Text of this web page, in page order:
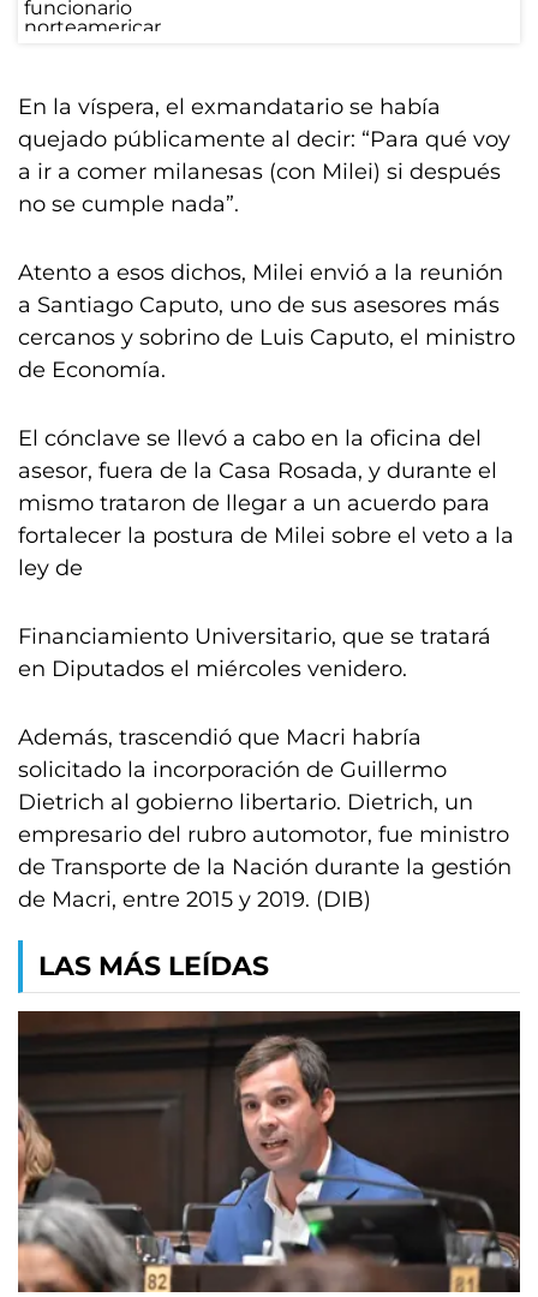
En la víspera, el exmandatario se había
quejado públicamente al decir: “Para qué voy
a ir a comer milanesas (con Milei) si después
no se cumple nada”.
Atento a esos dichos, Milei envió a la reunión
a Santiago Caputo, uno de sus asesores más
cercanos y sobrino de Luis Caputo, el ministro
de Economía.
El cónclave se llevó a cabo en la oficina del
asesor, fuera de la Casa Rosada, y durante el
mismo trataron de llegar a un acuerdo para
fortalecer la postura de Milei sobre el veto a la
ley de
Financiamiento Universitario, que se tratará
en Diputados el miércoles venidero.
Además, trascendió que Macri habría
solicitado la incorporación de Guillermo
Dietrich al gobierno libertario. Dietrich, un
empresario del rubro automotor, fue ministro
de Transporte de la Nación durante la gestión
de Macri, entre 2015 y 2019. (DIB)
LAS MÁS LEÍDAS